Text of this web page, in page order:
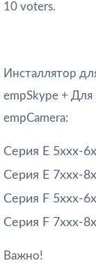
10 voters.
Инсталлятор
empSkype + Для
empCamera:
Серия E 5xxx-
Серия E 7xxx-
Серия F 5xxx-
Серия F 7xxx-
Важно!